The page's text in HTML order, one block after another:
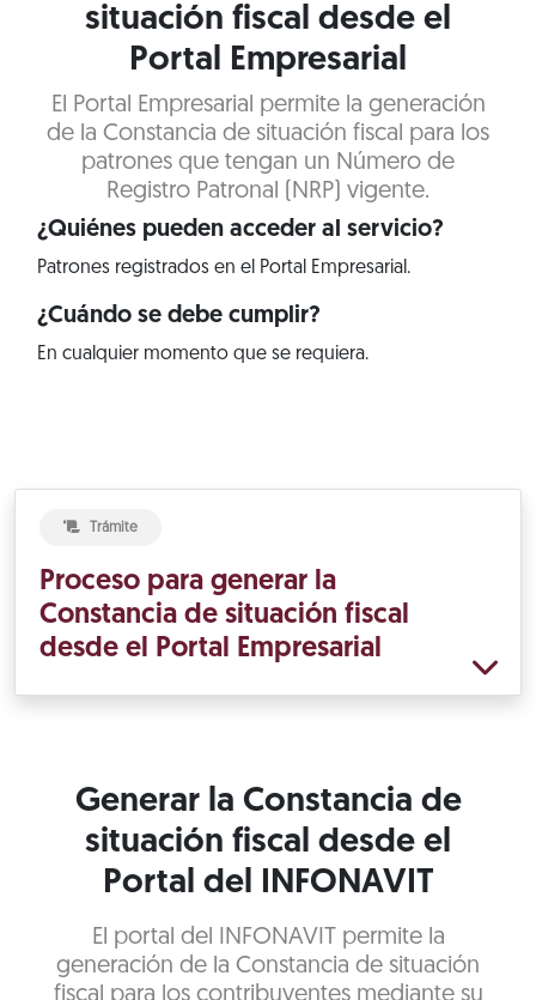
situación fiscal desde el
Portal Empresarial
El Portal Empresarial permite la generación
de la Constancia de situación fiscal para los
patrones que tengan un Número de
Registro Patronal (NRP) vigente.
¿Quiénes pueden acceder al servicio?
Patrones registrados en el Portal Empresarial.
¿Cuándo se debe cumplir?
En cualquier momento que se requiera.
Trámite
Proceso para generar la
Constancia de situación fiscal
desde el Portal Empresarial
Generar la Constancia de
situación fiscal desde el
Portal del INFONAVIT
El portal del INFONAVIT permite la
generación de la Constancia de situación
fiscal para los contribuyentes mediante su